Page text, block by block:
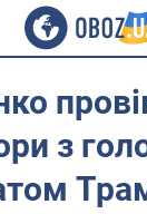
з